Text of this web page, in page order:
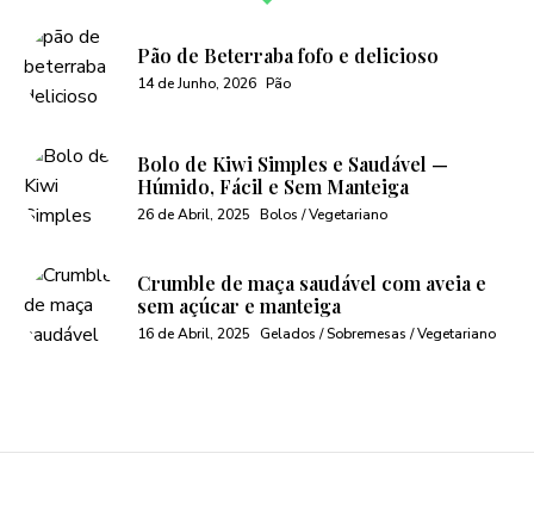
Pão de Beterraba fofo e delicioso
14 de Junho, 2026 Pão
Bolo de Kiwi Simples e Saudável —
Húmido, Fácil e Sem Manteiga
26 de Abril, 2025 Bolos / Vegetariano
Crumble de maça saudável com aveia e
sem açúcar e manteiga
16 de Abril, 2025 Gelados / Sobremesas / Vegetariano